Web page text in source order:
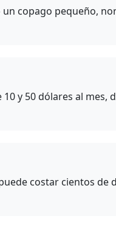
copago pequeño,
y 50 dólares al mes,
costar cientos de